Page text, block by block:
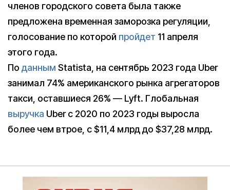
членов городского совета была также
предложена временная заморозка регуляции,
голосование по которой пройдет 11 апреля
этого года.
По данным Statista, на сентябрь 2023 года Uber
занимал 74% американского рынка агрегаторов
такси, оставшиеся 26% — Lyft. Глобальная
выручка Uber с 2020 по 2023 годы выросла
более чем втрое, с $11,4 млрд до $37,28 млрд.